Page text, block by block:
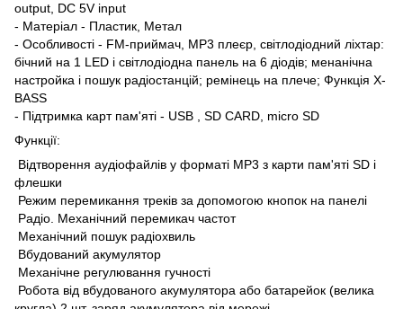
output, DC 5V input
- Матеріал - Пластик, Метал
- Особливості - FM-приймач, МР3 плеєр, світлодіодний ліхтар:
бічний на 1 LED і світлодіодна панель на 6 діодів; менанічна
настройка і пошук радіостанцій; ремінець на плече; Функція X-
BASS
- Підтримка карт пам'яті - USB , SD CARD, micro SD
Функції:
Відтворення аудіофайлів у форматі MP3 з карти пам'яті SD і
флешки
Режим перемикання треків за допомогою кнопок на панелі
Радіо. Механічний перемикач частот
Механічний пошук радіохвиль
Вбудований акумулятор
Механічне регулювання гучності
Робота від вбудованого акумулятора або батарейок (велика